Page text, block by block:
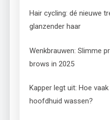
Hair cycling: dé nieuwe
glanzender haar
Wenkbrauwen: Slimme
brows in 2025
Kapper legt uit: Hoe
hoofdhuid wassen?